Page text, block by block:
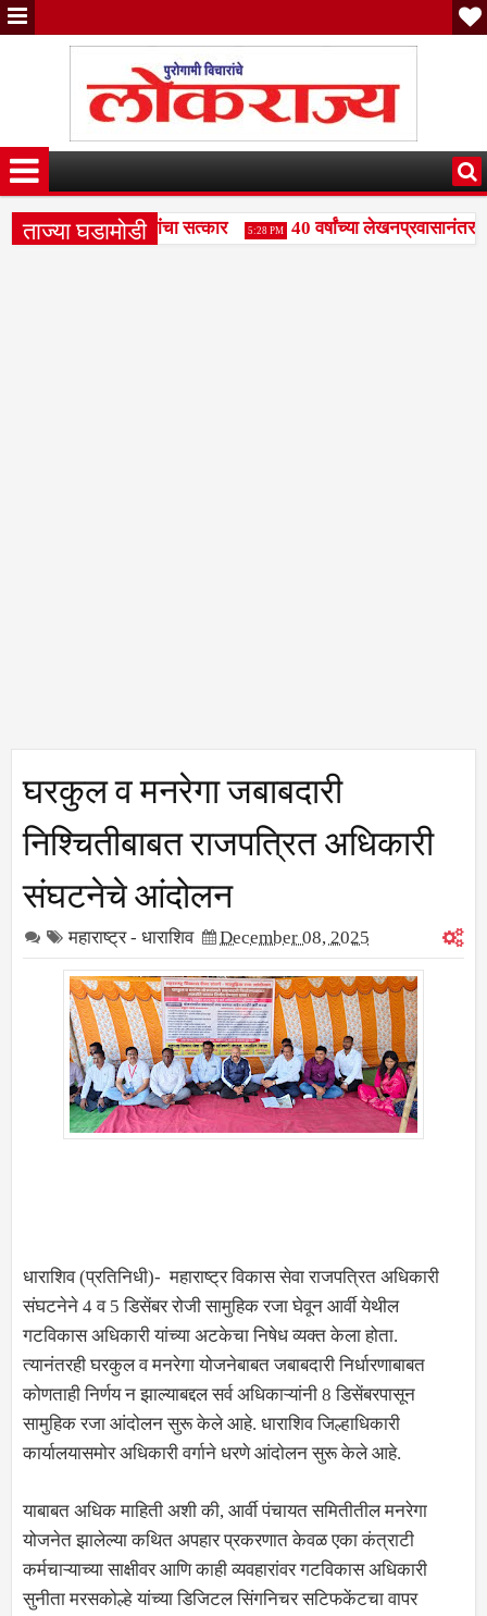
ताज्या घडामोडी
पाटील दुधगावकर यांचा सत्कार 5:28 PM
40 वर्षांच्या लेखनप्रवासानंतर
घरकुल व मनरेगा जबाबदारी
निश्चितीबाबत राजपत्रित अधिकारी
संघटनेचे आंदोलन
महाराष्ट्र - धाराशिव December 08, 2025
धाराशिव (प्रतिनिधी)- महाराष्ट्र विकास सेवा राजपत्रित अधिकारी
संघटनेने 4 व 5 डिसेंबर रोजी सामुहिक रजा घेवून आर्वी येथील
गटविकास अधिकारी यांच्या अटकेचा निषेध व्यक्त केला होता.
त्यानंतरही घरकुल व मनरेगा योजनेबाबत जबाबदारी निर्धारणाबाबत
कोणताही निर्णय न झाल्याबद्दल सर्व अधिकाऱ्यांनी 8 डिसेंबरपासून
सामुहिक रजा आंदोलन सुरू केले आहे. धाराशिव जिल्हाधिकारी
कार्यालयासमोर अधिकारी वर्गाने धरणे आंदोलन सुरू केले आहे.
याबाबत अधिक माहिती अशी की, आर्वी पंचायत समितीतील मनरेगा
योजनेत झालेल्या कथित अपहार प्रकरणात केवळ एका कंत्राटी
कर्मचाऱ्याच्या साक्षीवर आणि काही व्यवहारांवर गटविकास अधिकारी
सुनीता मरसकोल्हे यांच्या डिजिटल सिंगनिचर सटिफकेंटचा वापर